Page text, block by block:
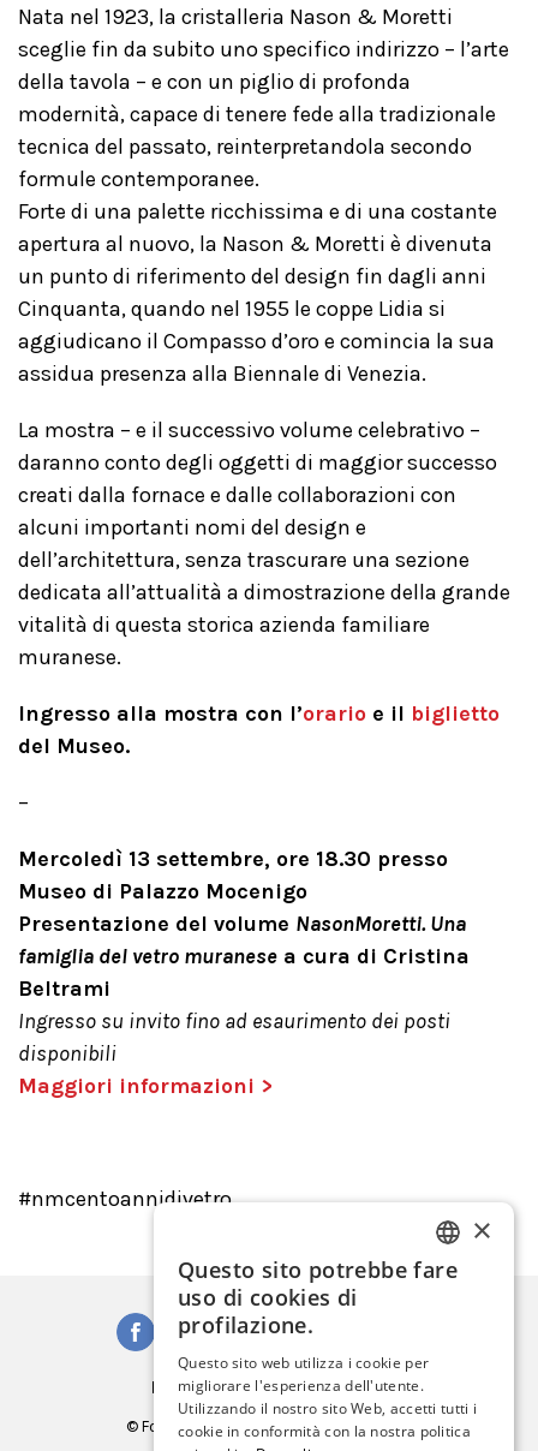
Nata nel 1923, la cristalleria Nason & Moretti
sceglie fin da subito uno specifico indirizzo – l’arte
della tavola – e con un piglio di profonda
modernità, capace di tenere fede alla tradizionale
tecnica del passato, reinterpretandola secondo
formule contemporanee.
Forte di una palette ricchissima e di una costante
apertura al nuovo, la Nason & Moretti è divenuta
un punto di riferimento del design fin dagli anni
Cinquanta, quando nel 1955 le coppe Lidia si
aggiudicano il Compasso d’oro e comincia la sua
assidua presenza alla Biennale di Venezia.
La mostra – e il successivo volume celebrativo –
daranno conto degli oggetti di maggior successo
creati dalla fornace e dalle collaborazioni con
alcuni importanti nomi del design e
dell’architettura, senza trascurare una sezione
dedicata all’attualità a dimostrazione della grande
vitalità di questa storica azienda familiare
muranese.
Ingresso alla mostra con l’orario e il biglietto
del Museo.
–
Mercoledì 13 settembre, ore 18.30 presso
Museo di Palazzo Mocenigo
Presentazione del volume NasonMoretti. Una
famiglia del vetro muranese a cura di Cristina
Beltrami
Ingresso su invito fino ad esaurimento dei posti
disponibili
Maggiori informazioni >
#nmcentoannidivetro
Iscriviti alla Newsletter
© Fondazione Musei Civici di Venezia
ITALIAN
GERMAN
FRENCH
×
Questo sito potrebbe fare
uso di cookies di
profilazione.
Questo sito web utilizza i cookie per
migliorare l'esperienza dell'utente.
Utilizzando il nostro sito Web, accetti tutti i
cookie in conformità con la nostra politica